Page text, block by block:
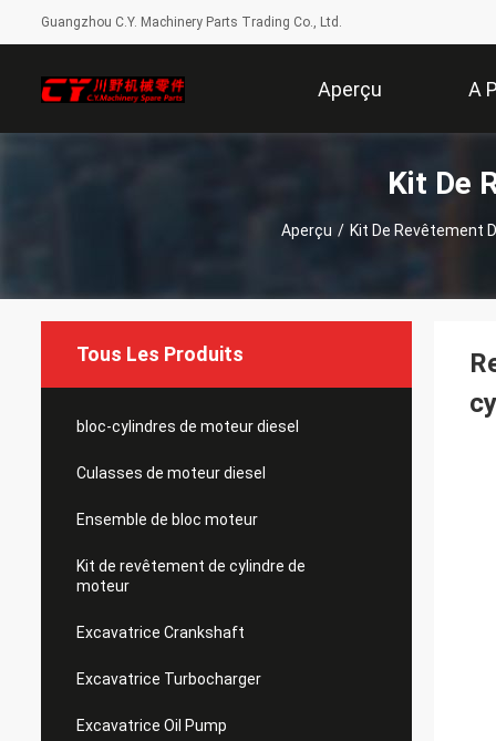
Guangzhou C.Y. Machinery Parts Trading Co., Ltd.
Aperçu A
Kit De
Aperçu / Kit De Revêtement
Tous Les Produits
bloc-cylindres de moteur diesel
Culasses de moteur diesel
Ensemble de bloc moteur
Kit de revêtement de cylindre de
moteur
Excavatrice Crankshaft
Excavatrice Turbocharger
Excavatrice Oil Pump